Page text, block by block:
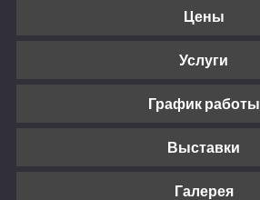
Цены
Услуги
График работы
Выставки
Галерея